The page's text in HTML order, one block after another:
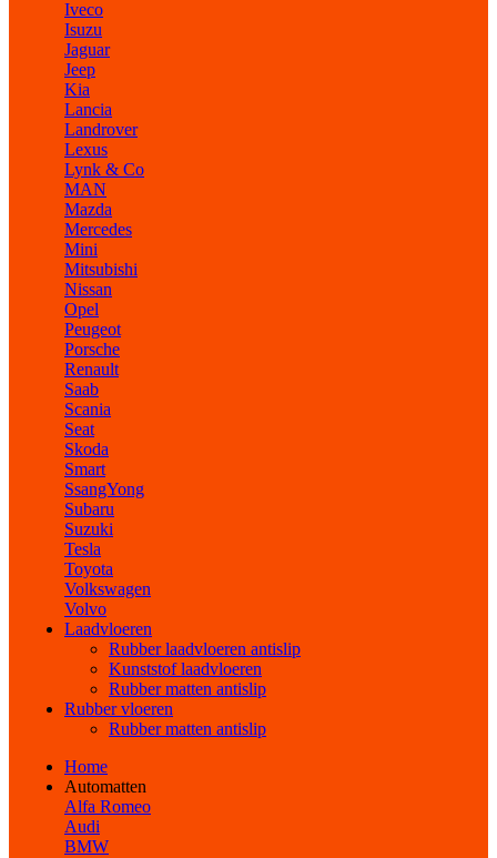
Iveco
Isuzu
Jaguar
Jeep
Kia
Lancia
Landrover
Lexus
Lynk & Co
MAN
Mazda
Mercedes
Mini
Mitsubishi
Nissan
Opel
Peugeot
Porsche
Renault
Saab
Scania
Seat
Skoda
Smart
SsangYong
Subaru
Suzuki
Tesla
Toyota
Volkswagen
Volvo
Laadvloeren
Rubber laadvloeren antislip
Kunststof laadvloeren
Rubber matten antislip
Rubber vloeren
Rubber matten antislip
Home
Automatten
Alfa Romeo
Audi
BMW